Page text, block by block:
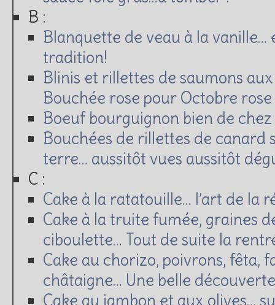
B :
Blanquette de veau à la
tradition!
Blinis et rillettes de saumons
Bouchée rose pour Octobre rose
Boeuf bourguignon bien de
Bouchées de rillettes de canard
terre… aussitôt vues aussitôt
C :
Cake à la ratatouille… l’art de la
Cake à la truite fumée, graines
ciboulette… Tout de suite la
Cake au chorizo, poivrons, fêta,
châtaigne… Une belle
Cake au jambon et aux olives…